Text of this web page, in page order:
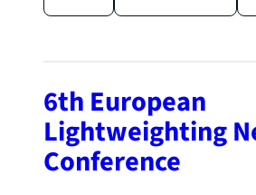
6th European
Lightweighting
Conference